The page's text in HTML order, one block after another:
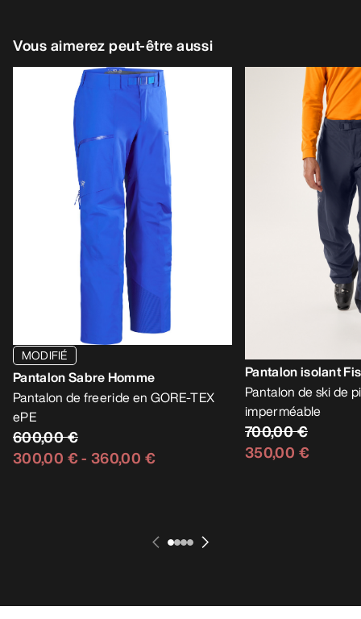
Vous aimerez peut-être aussi
MODIFIÉ
Pantalon Sabre Homme
Pantalon de freeride en GORE-TEX
ePE
600,00 €
300,00 €- 360,00 €
Pantalon isolant
Pantalon de ski de
imperméable
700,00 €
350,00 €